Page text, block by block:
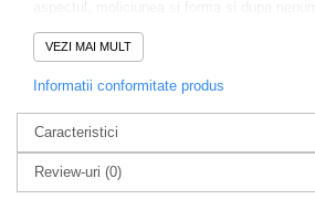
Prezinta imprimeu modern.
timp de zi cat si noaptea.
Pachetul contine:
-bluza cu maneca lunga
-pantaloni lungi, elastici in talie pentru
buzunare laterale
VEZI MAI MULT
Informatii conformitate produs
Caracteristici
Review-uri (0)